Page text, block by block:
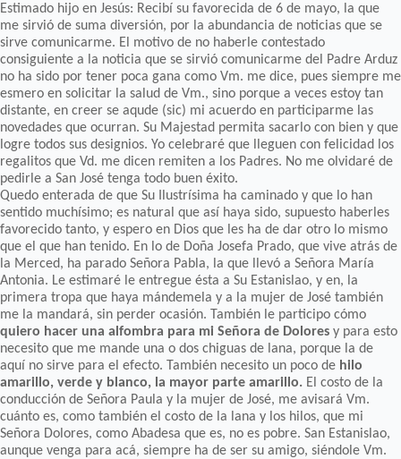
Estimado hijo en Jesús: Recibí su favorecida de 6 de mayo, la que
me sirvió de suma diversión, por la abundancia de noticias que se
sirve comunicarme. El motivo de no haberle contestado
consiguiente a la noticia que se sirvió comunicarme del Padre Arduz
no ha sido por tener poca gana como Vm. me dice, pues siempre me
esmero en solicitar la salud de Vm., sino porque a veces estoy tan
distante, en creer se aqude (sic) mi acuerdo en participarme las
novedades que ocurran. Su Majestad permita sacarlo con bien y que
logre todos sus designios. Yo celebraré que lleguen con felicidad los
regalitos que Vd. me dicen remiten a los Padres. No me olvidaré de
pedirle a San José tenga todo buen éxito.
Quedo enterada de que Su Ilustrísima ha caminado y que lo han
sentido muchísimo; es natural que así haya sido, supuesto haberles
favorecido tanto, y espero en Dios que les ha de dar otro lo mismo
que el que han tenido. En lo de Doña Josefa Prado, que vive atrás de
la Merced, ha parado Señora Pabla, la que llevó a Señora María
Antonia. Le estimaré le entregue ésta a Su Estanislao, y en, la
primera tropa que haya mándemela y a la mujer de José también
me la mandará, sin perder ocasión. También le participo cómo
quiero hacer una alfombra para mi Señora de Dolores y para esto
necesito que me mande una o dos chiguas de lana, porque la de
aquí no sirve para el efecto. También necesito un poco de hilo
amarillo, verde y blanco, la mayor parte amarillo. El costo de la
conducción de Señora Paula y la mujer de José, me avisará Vm.
cuánto es, como también el costo de la lana y los hilos, que mi
Señora Dolores, como Abadesa que es, no es pobre. San Estanislao,
aunque venga para acá, siempre ha de ser su amigo, siéndole Vm.